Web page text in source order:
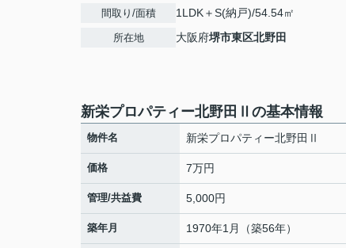
間取り/面積 1LDK＋S(納戸)/54.54㎡
所在地 大阪府堺市東区北野田
新栄プロパティー北野田Ⅱの基本情報
物件名 新栄プロパティー北野田Ⅱ
価格 7万円
管理/共益費 5,000円
築年月 1970年1月（築56年）